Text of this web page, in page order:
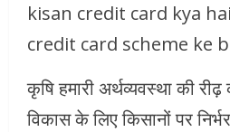
kisan credit card kya
credit card scheme ke
कृषि हमारी अर्थव्यवस्था की
विकास के लिए किसानों पर